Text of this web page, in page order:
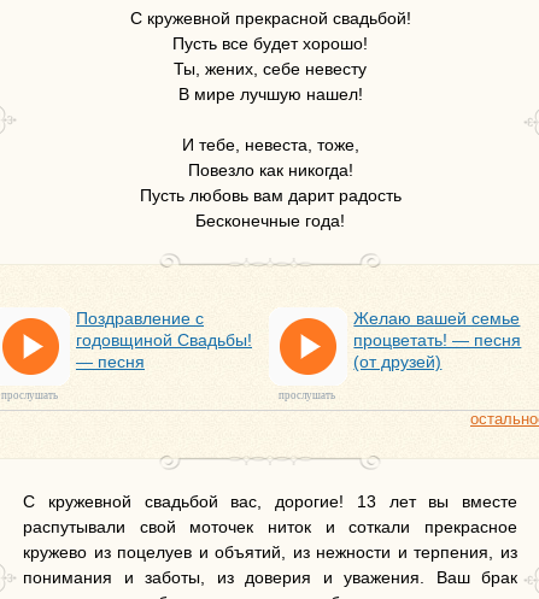
С кружевной прекрасной свадьбой!
Пусть все будет хорошо!
Ты, жених, себе невесту
В мире лучшую нашел!
И тебе, невеста, тоже,
Повезло как никогда!
Пусть любовь вам дарит радость
Бесконечные года!
Поздравление с
годовщиной Свадьбы!
— песня
прослушать
Желаю вашей семье
процветать! — песня
(от друзей)
прослушать
С кружевной свадьбой вас, дорогие! 13 лет вы вместе
распутывали свой моточек ниток и соткали прекрасное
кружево из поцелуев и объятий, из нежности и терпения, из
понимания и заботы, из доверия и уважения. Ваш брак